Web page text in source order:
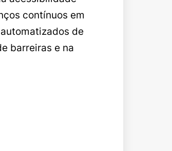
contínuos em
de
barreiras e na